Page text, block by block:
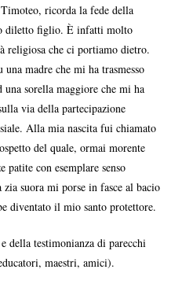
ricorda la fede della
diletto figlio. È infatti molto
religiosa che ci portiamo dietro.
madre che mi ha trasmesso
una sorella maggiore che mi ha
via della partecipazione
Alla mia nascita fui chiamato
del quale, ormai morente
patite con esemplare senso
suora mi porse in fasce al bacio
diventato il mio santo protettore.
della testimonianza di parecchi
maestri, amici).